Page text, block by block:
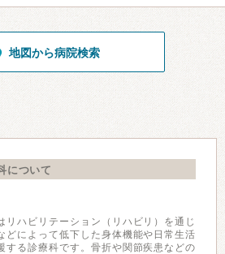
地図から病院検索
について
リハビリテーション（リハビリ）を通じ
どによって低下した身体機能や日常生活
する診療科です。骨折や関節疾患などの